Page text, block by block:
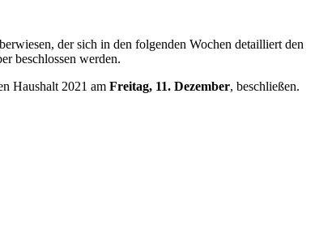
der sich in den folgenden Wochen detailliert den
beschlossen werden.
Haushalt 2021 am Freitag, 11. Dezember, beschließen.